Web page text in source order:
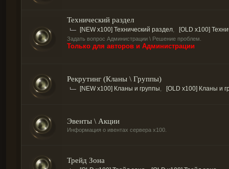
Технический раздел
[NEW x100] Технический раздел, [OLD x100]
Задать вопрос Администрации \ Решение проблем.
Только для авторов и Администрации
Рекрутинг (Кланы \ Группы)
[NEW x100] Кланы и группы, [OLD x100] Кланы и
Эвенты \ Акции
Информация о ивентах сервера х100.
Трейд Зона